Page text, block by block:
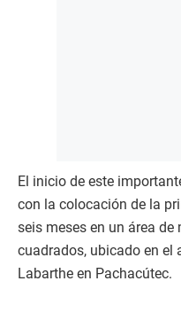
El inicio de este
con la colocación de la
seis meses en un área
cuadrados, ubicado en el
Labarthe en Pachacútec.